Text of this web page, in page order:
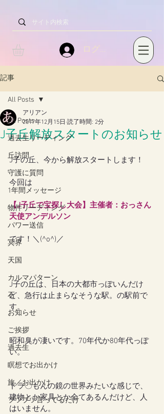
ログイン
記事
All Posts
過去生リーディング
丘訪問
守護に質問
1年間メッセージ
物件リーディング
パワー送信
冥界
天国
カルマパターン
石
お知らせ
ご挨拶
過去生
瞑想でお出かけ
旅／お出かけ
ブツブツ言ってるだけ
All Posts
J子丘解放スタートのお知らせ
アリアン
2017年12月15日 読了時間: 2分
J子の丘、今から解放スタートします！
今回は
【J子丘で宝探し大会】主催者：おっさん
天使アンデルソン
です！＼(^o^)／
J子の丘は、日本の大都市っぽいんだけ
ど、急行は止まらなそうな駅。の駅前で
す。
昭和臭が凄いです。70年代か80年代っぽ
い。
ドラ〇もんの鏡の世界みたいな感じで、
建物とか家具とか全てあるんだけど、人
はいません。